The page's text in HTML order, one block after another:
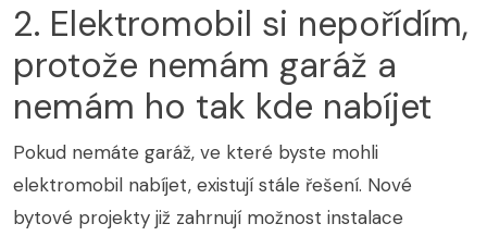
2. Elektromobil si nepořídím,
protože nemám garáž a
nemám ho tak kde nabíjet
Pokud nemáte garáž, ve které byste mohli
elektromobil nabíjet, existují stále řešení. Nové
bytové projekty již zahrnují možnost instalace